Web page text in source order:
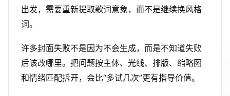
出发，需要重新提取歌词意象，而不是继续换风格
词。
许多封面失败不是因为不会生成，而是不知道失败
后该改哪里。把问题按主体、光线、排版、缩略图
和情绪匹配拆开，会比“多试几次”更有指导价值。